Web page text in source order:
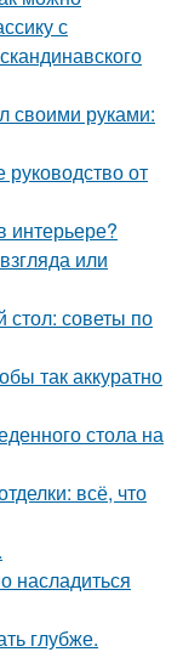
с
своими руками:
от
интерьере?
или
советы по
так аккуратно
стола на
всё, что
насладиться
глубже.